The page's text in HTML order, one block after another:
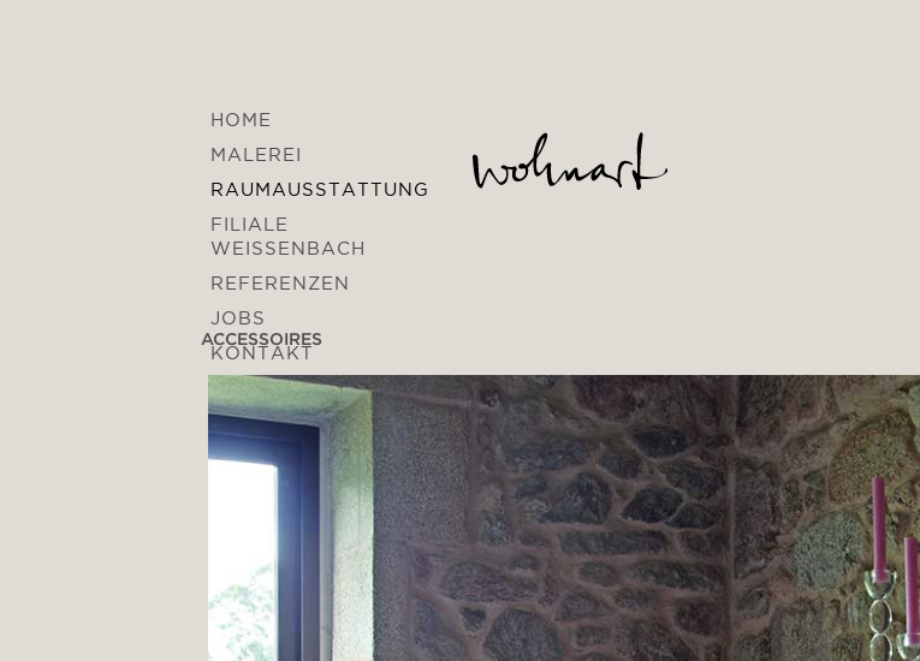
HOME
MALEREI
RAUMAUSSTATTUNG
FILIALE
WEISSENBACH
REFERENZEN
JOBS
KONTAKT
ACCESSOIRES